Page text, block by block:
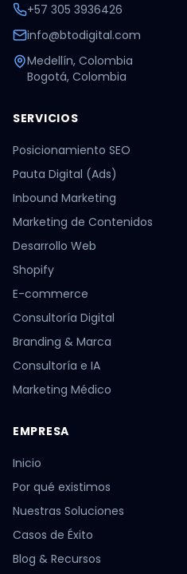
+57 305 3936426
info@btodigital.com
Medellín, Colombia
Bogotá, Colombia
SERVICIOS
Posicionamiento SEO
Pauta Digital (Ads)
Inbound Marketing
Marketing de Contenidos
Desarrollo Web
Shopify
E-commerce
Consultoría Digital
Branding & Marca
Consultoría e IA
Marketing Médico
EMPRESA
Inicio
Por qué existimos
Nuestras Soluciones
Casos de Éxito
Blog & Recursos